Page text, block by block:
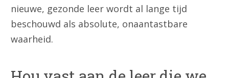
nieuwe, gezonde leer wordt al lange tijd
beschouwd als absolute, onaantastbare
waarheid.